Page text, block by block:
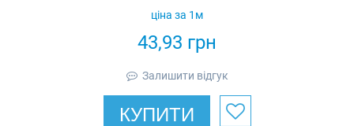
43,93 грн
ціна за 1м
Залишити відгук
КУПИТИ